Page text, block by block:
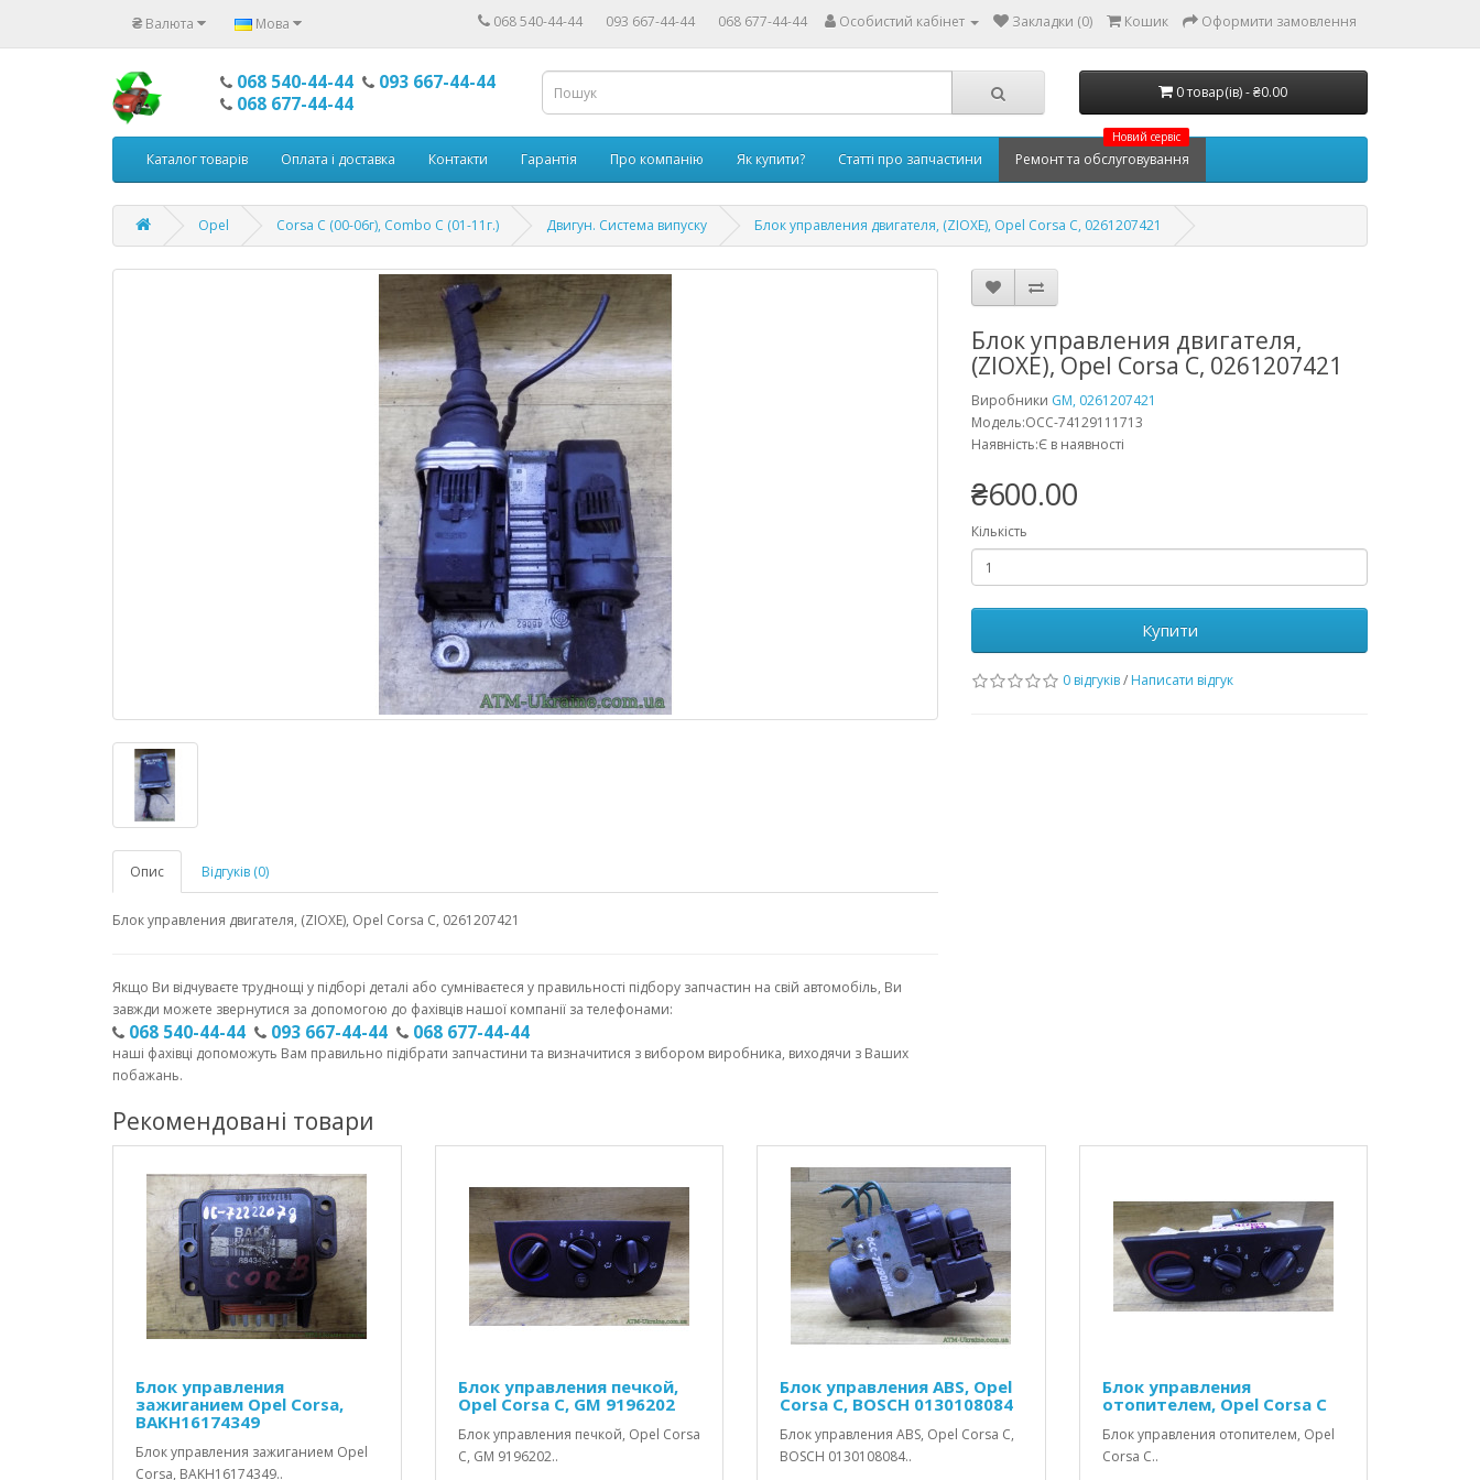
₴ Валюта Мова 068 540-44-44 093 667-44-44 068 677-44-44 Особистий кабінет Закладки (0) Кошик Оформити замовлення
068 540-44-44
093 667-44-44
068 677-44-44
0 товар(ів) - ₴0.00
Каталог товарів Оплата і доставка Контакти Гарантія Про компанію Як купити? Статті про запчастини
Новий сервіс
Ремонт та обслуговування
Opel Corsa С (00-06г), Combo C (01-11г.) Двигун. Система випуску Блок управления двигателя, (ZIOXE), Opel Corsa C, 0261207421
Опис Відгуків (0)
Блок управления двигателя, (ZIOXE), Opel Corsa C, 0261207421
Якщо Ви відчуваєте труднощі у підборі деталі або сумніваєтеся у правильності підбору запчастин на свій автомобіль, Ви
завжди можете звернутися за допомогою до фахівців нашої компанії за телефонами:
068 540-44-44 093 667-44-44 068 677-44-44
наші фахівці допоможуть Вам правильно підібрати запчастини та визначитися з вибором виробника, виходячи з Ваших
побажань.
Блок управления двигателя,
(ZIOXE), Opel Corsa C, 0261207421
Виробники GM, 0261207421
Модель:OCC-74129111713
Наявність:Є в наявності
₴600.00
Кількість
Купити
0 відгуків/ Написати відгук
Рекомендовані товари
Блок управления
зажиганием Opel Corsa,
BAKH16174349
Блок управления зажиганием Opel
Corsa, BAKH16174349..
Блок управления печкой,
Opel Corsa C, GM 9196202
Блок управления печкой, Opel Corsa
C, GM 9196202..
Блок управления ABS, Opel
Corsa C, BOSCH 0130108084
Блок управления ABS, Opel Corsa C,
BOSCH 0130108084..
Блок управления
отопителем, Opel Corsa C
Блок управления отопителем, Opel
Corsa C..